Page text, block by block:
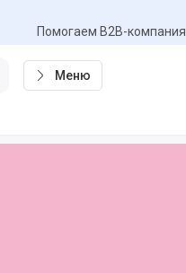
Помогаем B2B-
Меню